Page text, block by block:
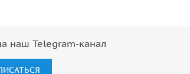
наш Telegram-канал